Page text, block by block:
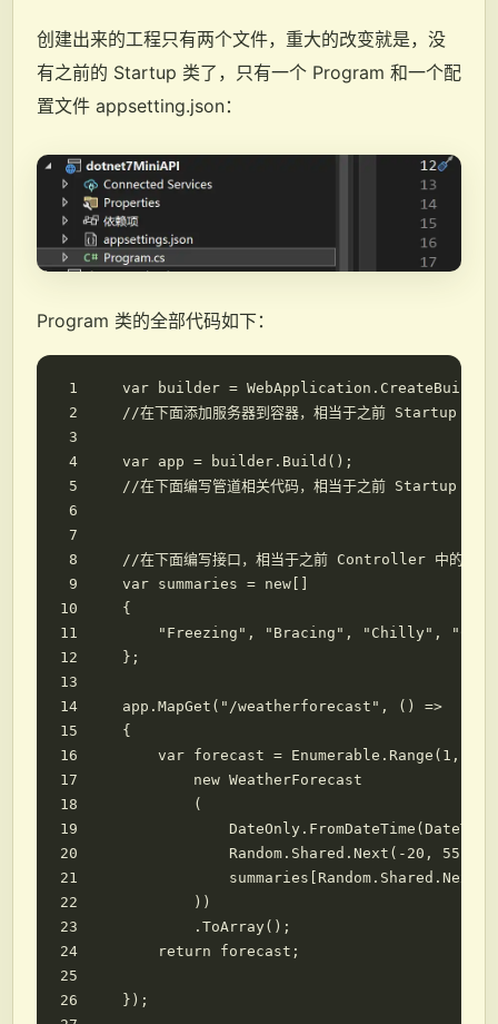
创建出来的工程只有两个文件，重大的改变就是，没
有之前的 Startup 类了，只有一个 Program 和一个配
置文件 appsetting.json：
Program 类的全部代码如下：
var builder = WebApplication . CreateBuilder
//在下面添加服务器到容器，相当于之前 Startup
var app = builder . Build ();
//在下面编写管道相关代码，相当于之前 Startup 类
//在下面编写接口，相当于之前 Controller 中的方法
var summaries = new
{
"Freezing" , "Bracing" , "Chilly" ,
};
app . MapGet ( "/weatherforecast" , ()
=>
{
var forecast = Enumerable . Range ( 1 ,
new WeatherForecast
(
DateOnly . FromDateTime ( DateTime
Random . Shared . Next (- 20 , 55
summaries
Random . Shared . Next
))
. ToArray ();
return
forecast ;
});